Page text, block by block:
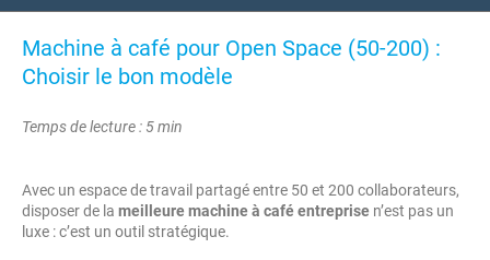
Machine à café pour Open Space (50-200) :
Choisir le bon modèle
Temps de lecture : 5 min
Avec un espace de travail partagé entre 50 et 200 collaborateurs,
disposer de la meilleure machine à café entreprise n’est pas un
luxe : c’est un outil stratégique.